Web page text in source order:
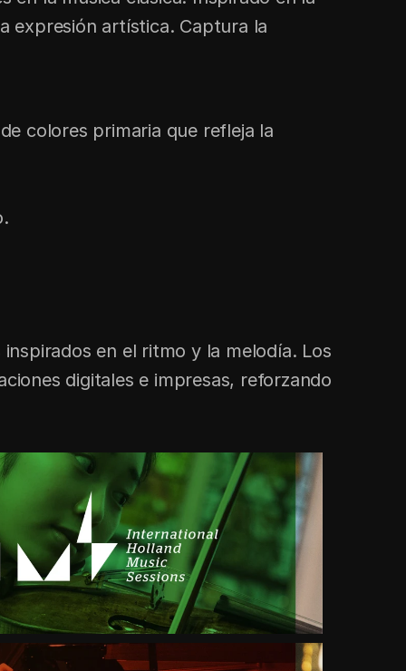
expresión artística. Captura la
colores primaria que refleja la
en el ritmo y la melodía. Los
digitales e impresas, reforzando